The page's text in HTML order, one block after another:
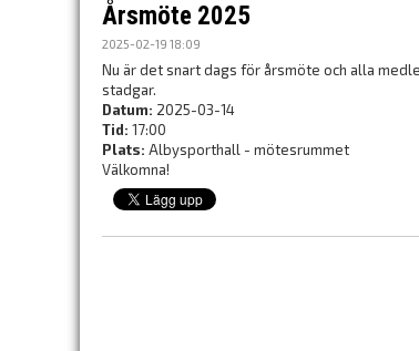
Årsmöte 2025
2025-02-19 18:09
Nu är det snart dags för årsmöte och alla
stadgar.
Datum: 2025-03-14
Tid: 17:00
Plats: Albysporthall - mötesrummet
Välkomna!